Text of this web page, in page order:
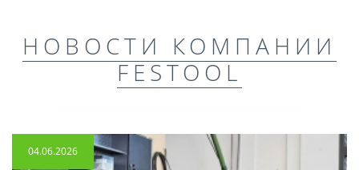
НОВОСТИ КОМПАНИИ
FESTOOL
04.06.2026